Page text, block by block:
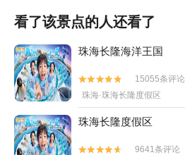
看了该景点的人还看了
珠海长隆海洋王国


15055条评论
珠海·珠海长隆度假区
珠海长隆度假区


9641条评论